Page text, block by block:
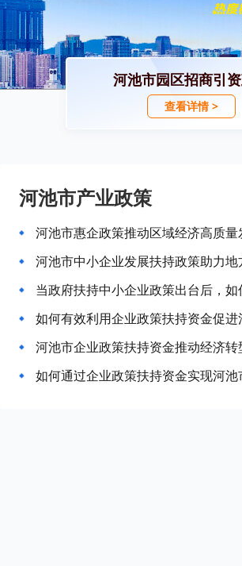
河池市园区招商引
查看详情 >
河池市产业政策
河池市惠企政策推动区域经济高质
河池市中小企业发展扶持政策助力
当政府扶持中小企业政策出台后，
如何有效利用企业政策扶持资金促
河池市企业政策扶持资金推动经济
如何通过企业政策扶持资金实现河池